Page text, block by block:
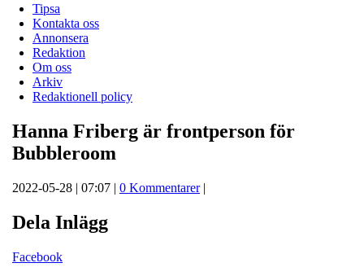
Tipsa
Kontakta oss
Annonsera
Redaktion
Om oss
Arkiv
Redaktionell policy
Hanna Friberg är frontperson för
Bubbleroom
2022-05-28 | 07:07 | 0 Kommentarer|
Dela Inlägg
Facebook